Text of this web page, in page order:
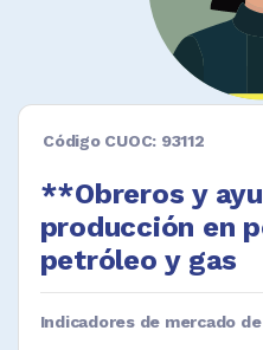
Código CUOC: 93112
**Obreros y
producción en
petróleo y gas
Indicadores de mercado